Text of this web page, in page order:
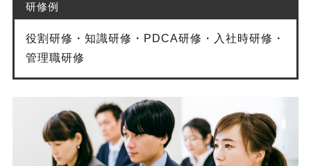
研修例
役割研修・知識研修・PDCA研修・入社時研修・
管理職研修